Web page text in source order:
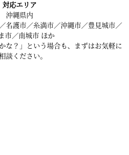
対応エリア
沖縄県内
名護市／糸満市／沖縄市／豊見城市／
市／南城市 ほか
な？」という場合も、まずはお気軽に
談ください。